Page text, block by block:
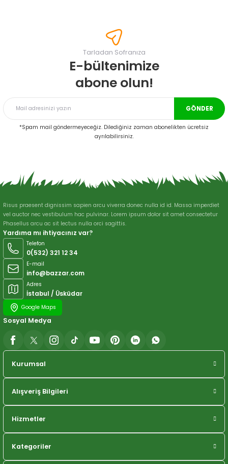
Görüş ve önerileriniz için teşekkür ederiz.
Ürün resmi kalitesiz, bozuk veya görüntülenemiyor.
Ürün bilgilerinde hatalar bulunuyor.
Bu ürüne benzer farklı alternatifler olmalı.
Gönder
Tarladan Sofranıza
E-bültenimize
abone olun!
GÖNDER
*Spam mail göndermeyeceğiz. Dilediğiniz zaman abonelikten ücretsiz
ayrılabilirsiniz.
Risus praesent dignissim sapien arcu viverra donec nulla id id. Massa imperdiet
vel auctor nec vestibulum hac pulvinar. Lorem ipsum dolor sit amet consectetur
Phasellus arcu ac sit lectus nulla orci sagittis.
Yardıma mı ihtiyacınız var?
Telefon
0(532) 321 12 34
E-mail
info@bazzar.com
Adres
İstabul / Üsküdar
Google Maps
Kurumsal
Alışveriş Bilgileri
Hizmetler
Kategoriler
Sosyal Medya